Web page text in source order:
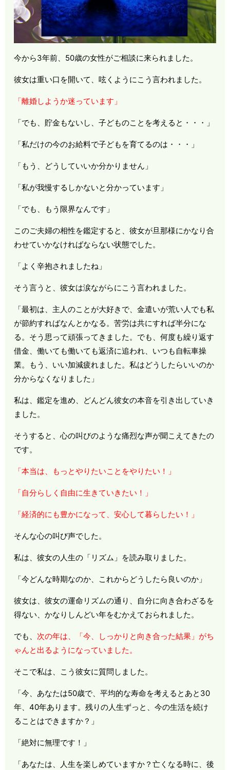
今から3年前、 50歳の女性がご相談に来られました。
彼女は重い口を開いて、呟くようにこう言われました。
「離婚しようか迷っています」
「でも、貯金もないし、子どものことを考えると・・・」
「私だけの今のお給料で子どもを育てるのは・・・」
「もう、どうしていいか分かりません」
「私が我慢するしかないと分かっています」
「でも、もう限界なんです」
このご夫婦の相性を鑑定すると、彼女が旦那様にかなり合
わせていかなければならない状態でした。
「よく辛抱されましたね」
そう言うと、彼女は涙ながらにこう言われました。
「最初は、主人のことが大好きで、金遣いが荒い人でも私
が節約すればなんとかなる。苦労は共にすれば半分にな
る。そう思って頑張ってきました。でも、何度も繰り返す
借金、働いても働いても返済に追われ、いつも自転車操
業。もう、いい加減疲れました。私はどうしたらいいのか
分からなくなりました」
私は、鑑定を進め、どんどん彼女の本音を引き出していき
ました。
そうすると、心の叫びのような痛烈な声が聞こえてきたの
です。
「本当は、もっとやりたいことをやりたい！」
「自分らしく自由に生きていきたい！」
「経済的にも豊かになって、安心して暮らしたい！」
そんな心の叫び声でした。
私は、彼女の人生の「リズム」を読み取りました。
「今どんな時期なのか、これからどうしたら良いのか」
彼女は、彼女の運命リズムの通り、自分に向き合わざるを
得ない、かなりしんどい年をむかえておられました。
でも、 次の年は、「今、しっかりと向き合った結果」がち
ゃんと出るようになっていました。
そこで私は、こう彼女に質問しました。
「今、あなたは50歳で、平均的な寿命を考えるとあと 30
年、40年あります。残りの人生ずっと、今の生活を続け
ることはできますか？」
「絶対に無理です！」
「あなたは、人生を楽しめていますか？亡くなる時に、後